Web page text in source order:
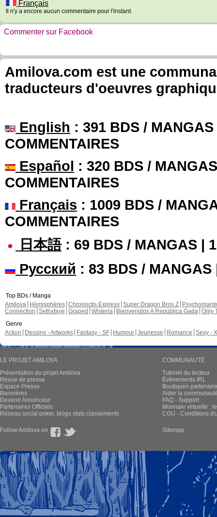
Français
Il n'y a encore aucun commentaire pour l'instant.
Commenter sur Facebook
Amilova.com est une
traducteurs d'oeuvres
English : 391 BDS /
COMMENTAIRES
Español : 320 BDS /
COMMENTAIRES
Français : 1009 BDS /
COMMENTAIRES
日本語: 69 BDS / MANGAS |
Русский : 83 BDS / MANGAS
Top BDs / Manga
Amilova
Hémisphères Chronoctis Express Super Dragon Bros Z
Connection Sethxfaye Graped Wisteria Bienvenidos A República Gada Only
Genre
Action
Dessins - Artworks Fantasy - SF Humour Jeunesse Romance Sexy -
LE PROJET AMILOVA
Présentation du projet Amilova
Revue de presse
Espace Presse
Bannières
Devenir Annonceur
Partenaires Officiels
Réseau social poker, blogs stats classements
COMMUNAUTÉ
Tutoriel du lecteur
Évènements IRL
Boutiques
Aider la
FAQ - Support
Monnaie virtuelle :
CGU - Conditions
Follow Amilova on Sitemap